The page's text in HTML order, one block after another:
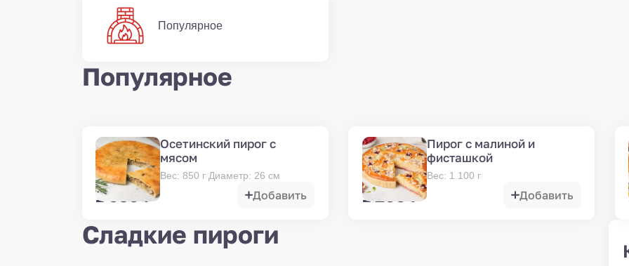
Популярное
Популярное
Осетинский пирог с
мясом
Вес:850 г Диаметр: 26 см
1 050₽ Добавить
Пирог с малиной и
фисташкой
Вес: 1 100 г
1 200₽ Добавить
Сладкие пироги